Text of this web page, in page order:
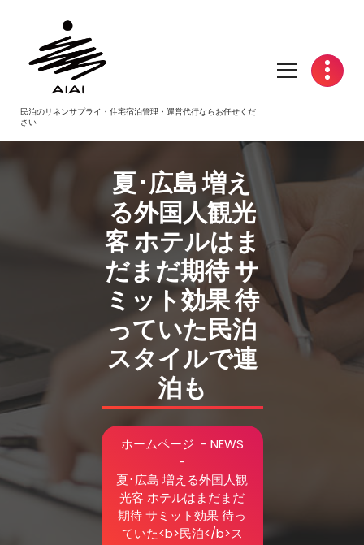
民泊のリネンサプライ・住宅宿泊管理・運営代行ならお任せくだ
さい
夏･広島 増え
る外国人観光
客 ホテルはま
だまだ期待 サ
ミット効果 待
っていた民泊
スタイルで連
泊も
ホームページ - NEWS
-
夏･広島 増える外国人観
光客 ホテルはまだまだ
期待 サミット効果 待っ
ていた<b>民泊</b>ス